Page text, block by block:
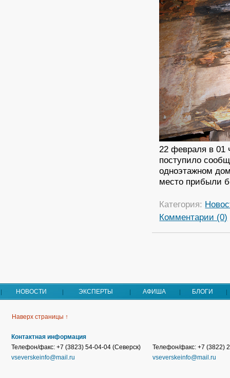
22 февраля в 01
поступило
одноэтажном
место прибыли
Категория:
Комментарии (0)
НОВОСТИ ЭКСПЕРТЫ АФИША БЛОГИ
Наверх страницы ↑
Контактная информация
Телефон/факс: +7 (3823) 54-04-04 (Северск)
vseverskeinfo@mail.ru
Телефон/факс: +7 (3822)
vseverskeinfo@mail.ru